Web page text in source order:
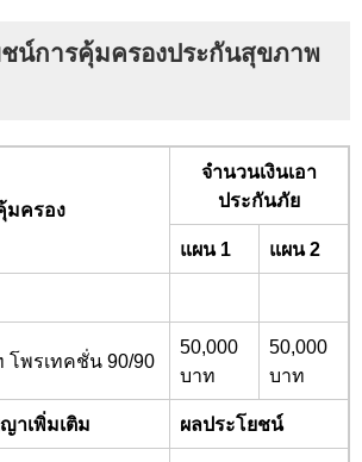
ชน์การคุ้มครองประกันสุขภาพ
มครอง
จำนวนเงินเอา
ประกันภัย
แผน 1 แผน 2
โพรเทคชั่น 90/90
50,000
บาท
50,000
บาท
าเพิ่มเติม ผลประโยชน์